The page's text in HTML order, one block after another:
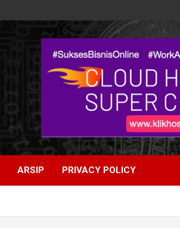
ARSIP PRIVACY POLICY